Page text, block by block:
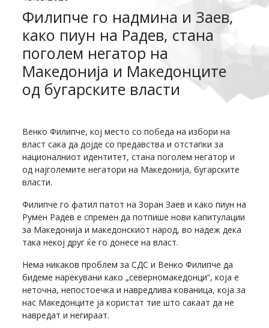
Филипче го надмина и Заев,
како пиун на Радев, стана
поголем негатор на
Македонија и Македонците
од бугарските власти
Венко Филипче, кој место со победа на избори на
власт сака да дојде со предавства и отстапки за
националниот идентитет, стана поголем негатор и
од најголемите негатори на Македонија, бугарските
власти.
Филипче го фатил патот на Зоран Заев и како пиун на
Румен Радев е спремен да потпише нови капитулации
за Македонија и македонскиот народ, во надеж дека
така некој друг ќе го донесе на власт.
Нема никаков проблем за СДС и Венко Филипче да
бидеме нарекувани како „северномакедонци“, која е
неточна, непостоечка и навредлива кованица, која за
нас Македонците ја користат тие што сакаат да не
навредат и негираат.